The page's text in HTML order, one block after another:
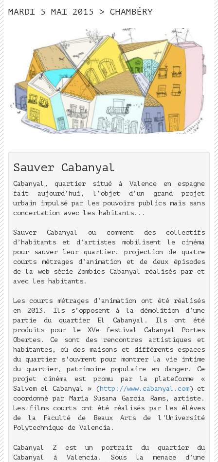
MARDI 5 MAI 2015 > CHAMBÉRY
Sauver Cabanyal
Cabanyal, quartier situé à Valence en espagne
fait aujourd’hui, l’objet d’un grand projet
urbain impulsé par les pouvoirs publics mais sans
concertation avec les habitants...
Sauver Cabanyal ou comment des collectifs
d’habitants et d’artistes mobilisent le cinéma
pour sauver leur quartier. projection de quatre
courts métrages d’animation et de deux épisodes
de la web-série Zombies Cabanyal réalisés par et
avec les habitants.
Les courts métrages d’animation ont été réalisés
en 2013. Ils s’opposent à la démolition d’une
partie du quartier El Cabanyal. Ils ont été
produits pour le XVe festival Cabanyal Portes
Obertes. Ce sont des rencontres artistiques et
habitantes, où des maisons et différents espaces
du quartier s'ouvrent pour montrer la vie intime
du quartier, patrimoine populaire en danger. Ce
projet cinéma est promu par la plateforme «
Salvem el Cabanyal » (http://www.cabanyal.com) et
coordonné par María Susana García Rams, artiste.
Les films courts ont été réalisés par les élèves
de la Faculté de Beaux Arts de l'Université
Polytechnique de Valencia.
Cabanyal Z est un portrait du quartier du
Cabanyal à Valencia. Sous la menace d’une